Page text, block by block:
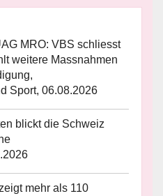
MRO: VBS schliesst
weitere Massnahmen
Sport, 06.08.2026
blickt die Schweiz
mehr als 110